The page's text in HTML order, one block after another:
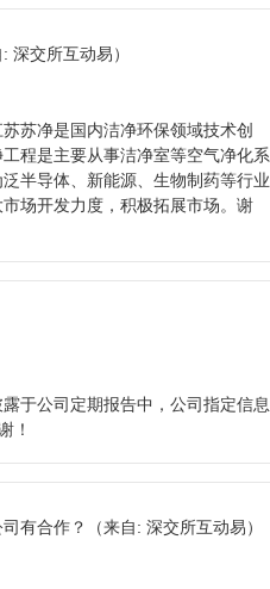
: 深交所互动易）
苏净是国内洁净环保领域技术创
程是主要从事洁净室等空气净化系
半导体、新能源、生物制药等行业
场开发力度，积极拓展市场。谢
于公司定期报告中，公司指定信息
！
有合作？ （来自: 深交所互动易）